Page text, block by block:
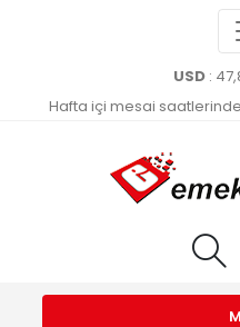
USD :
Hafta içi mesai